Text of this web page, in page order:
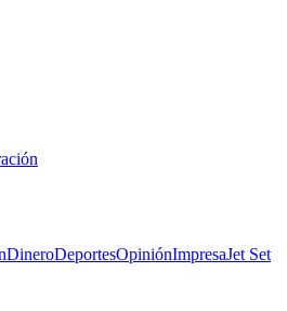
DineroDeportesOpiniónImpresaJet Set